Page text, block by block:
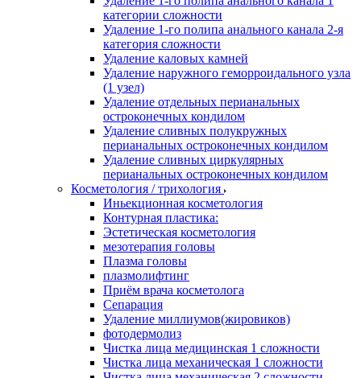
категории сложности
Удаление 1-го полипа анального канала 2-я
категория сложности
Удаление каловых камней
Удаление наружного геморроидального узла
(1 узел)
Удаление отдельных перианальных
остроконечных кондилом
Удаление сливных полукружных
перианальных остроконечных кондилом
Удаление сливных циркулярных
перианальных остроконечных кондилом
Косметология / трихология
Иньекционная косметология
Контурная пластика:
Эстетическая косметология
мезотерапия головы
Плазма головы
плазмолифтинг
Приём врача косметолога
Сепарация
Удаление миллиумов(жировиков)
фотодермолиз
Чистка лица медицинская 1 сложности
Чистка лица механическая 1 сложности